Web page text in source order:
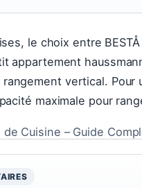
le choix entre
appartement
vertical. Pour
maximale pour
de Cuisine – Guide